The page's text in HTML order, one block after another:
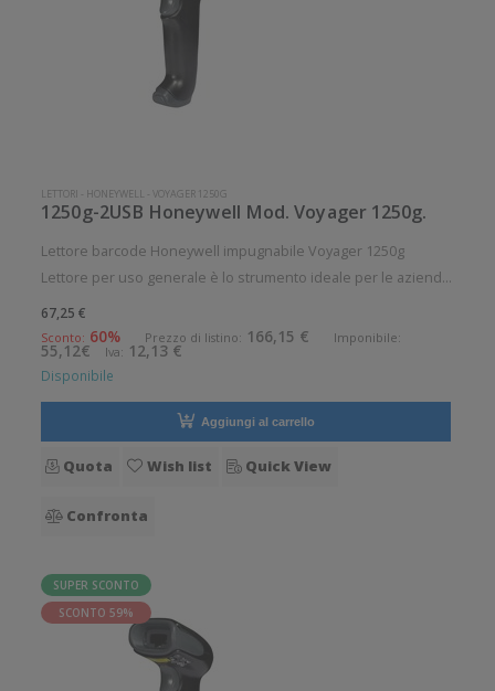
LETTORI - HONEYWELL -VOYAGER 1250G
1250g-2USB Honeywell Mod. Voyager 1250g.
Lettore barcode Honeywell impugnabile Voyager 1250g
Lettore per uso generale è lo strumento ideale per le aziende
che desiderano migliorare le applicazioni quotidiane di lettura
dei codici a barre. Angolo di scansione verticale: 1° Angolo di
sca
67,25 €
Sconto: 60% Prezzo di listino: 166,15 € Imponibile:
55,12€ Iva: 12,13 €
Disponibile
Aggiungi al carrello
Quota Wish list Quick View
Confronta
SUPER SCONTO
SCONTO 59%